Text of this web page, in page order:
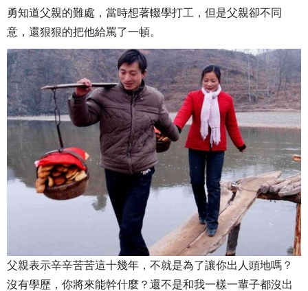
勇知道父親的難處，當時想著輟學打工，但是父親卻不同
意，還狠狠的把他給罵了一頓。
父親表示辛辛苦苦這十幾年，不就是為了讓你出人頭地嗎？
沒有學歷，你將來能幹什麼？還不是和我一樣一輩子都沒出